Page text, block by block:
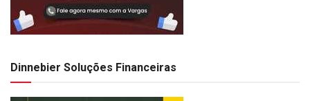
Dinnebier Soluções Financeiras